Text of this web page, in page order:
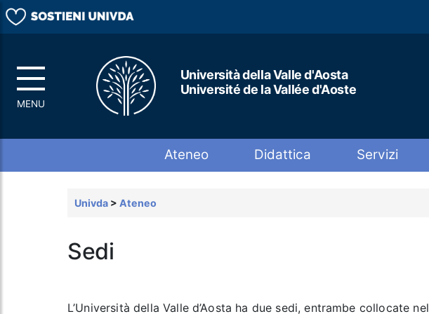
Università della Valle d'Aosta
Université de la Vallée d'Aoste
Ateneo Didattica Servizi
Univda > Ateneo
Sedi
L’Università della Valle d’Aosta ha due sedi, entrambe collocate nel